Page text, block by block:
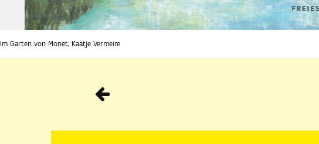
Im Garten von Monet, Kaatje Vermeire